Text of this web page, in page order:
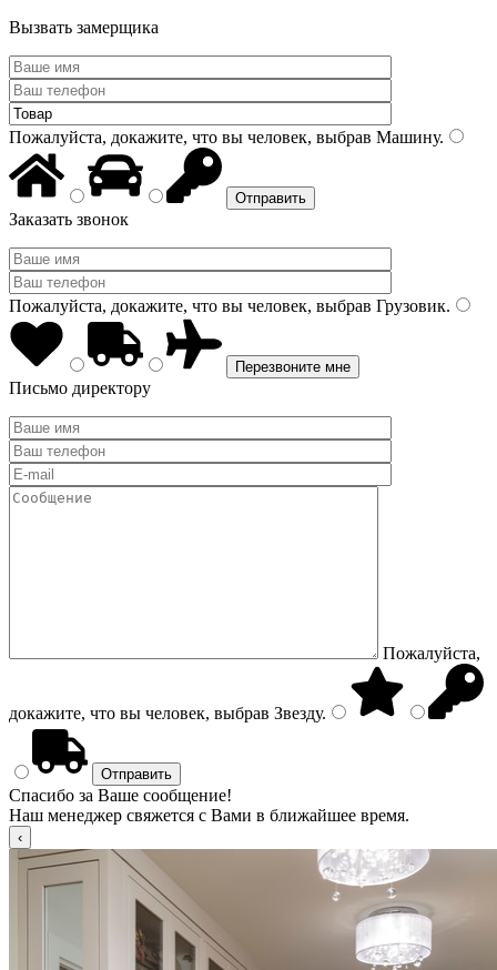
Вызвать замерщика
Пожалуйста, докажите, что вы человек, выбрав Машину.
Заказать звонок
Пожалуйста, докажите, что вы человек, выбрав Грузовик.
Письмо директору
Пожалуйста,
докажите, что вы человек, выбрав Звезду.
Спасибо за Ваше сообщение!
Наш менеджер свяжется с Вами в ближайшее время.